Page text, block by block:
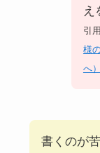
え
引
様
へ）
書くのが